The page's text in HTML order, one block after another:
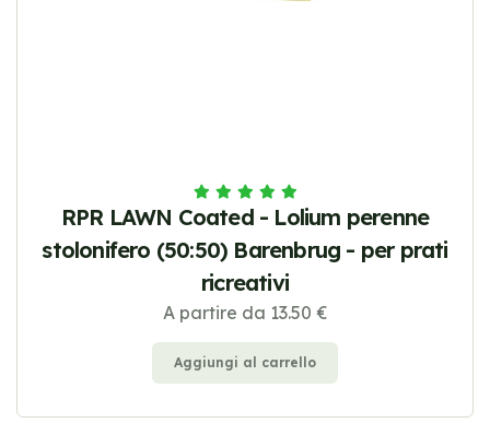
RPR LAWN Coated - Lolium perenne
stolonifero (50:50) Barenbrug - per prati
ricreativi
A partire da 13.50 €
Aggiungi al carrello